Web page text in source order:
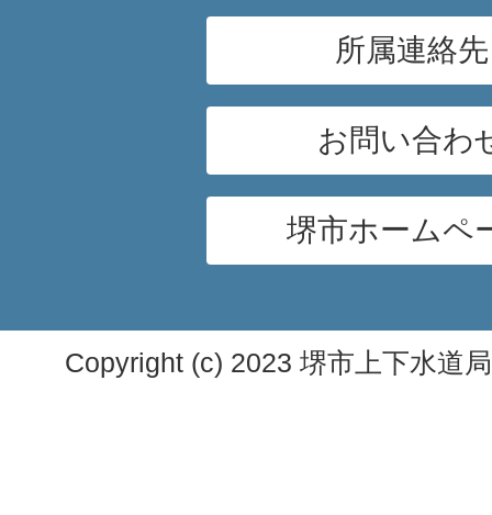
所属連絡先
お問い合わ
堺市ホームペ
Copyright (c) 2023 堺市上下水道